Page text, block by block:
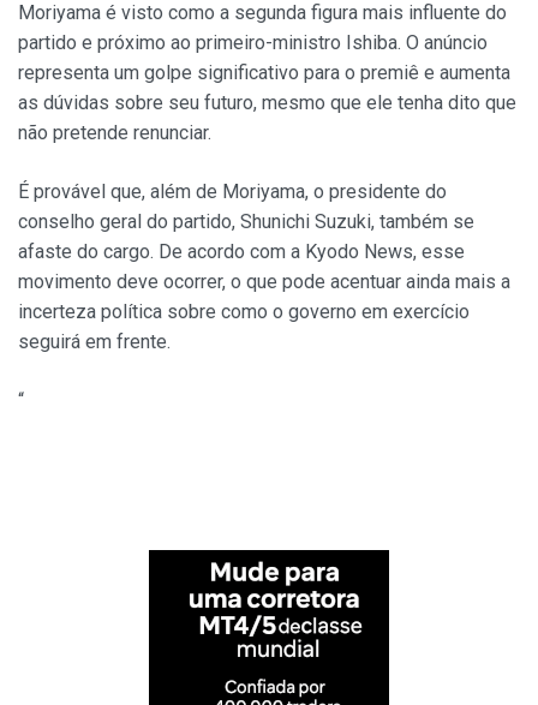
Moriyama é visto como a segunda figura mais influente do
partido e próximo ao primeiro-ministro Ishiba. O anúncio
representa um golpe significativo para o premiê e aumenta
as dúvidas sobre seu futuro, mesmo que ele tenha dito que
não pretende renunciar.
É provável que, além de Moriyama, o presidente do
conselho geral do partido, Shunichi Suzuki, também se
afaste do cargo. De acordo com a Kyodo News, esse
movimento deve ocorrer, o que pode acentuar ainda mais a
incerteza política sobre como o governo em exercício
seguirá em frente.
“